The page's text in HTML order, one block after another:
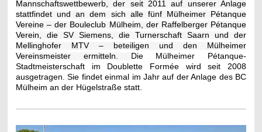
Mannschaftswettbewerb, der seit 2011 auf unserer Anlage
stattfindet und an dem sich alle fünf Mülheimer Pétanque
Vereine – der Bouleclub Mülheim, der Raffelberger Pétanque
Verein, die SV Siemens, die Turnerschaft Saarn und der
Mellinghofer MTV – beteiligen und den Mülheimer
Vereinsmeister ermitteln. Die Mülheimer Pétanque-
Stadtmeisterschaft im Doublette Formée wird seit 2008
ausgetragen. Sie findet einmal im Jahr auf der Anlage des BC
Mülheim an der Hügelstraße statt.